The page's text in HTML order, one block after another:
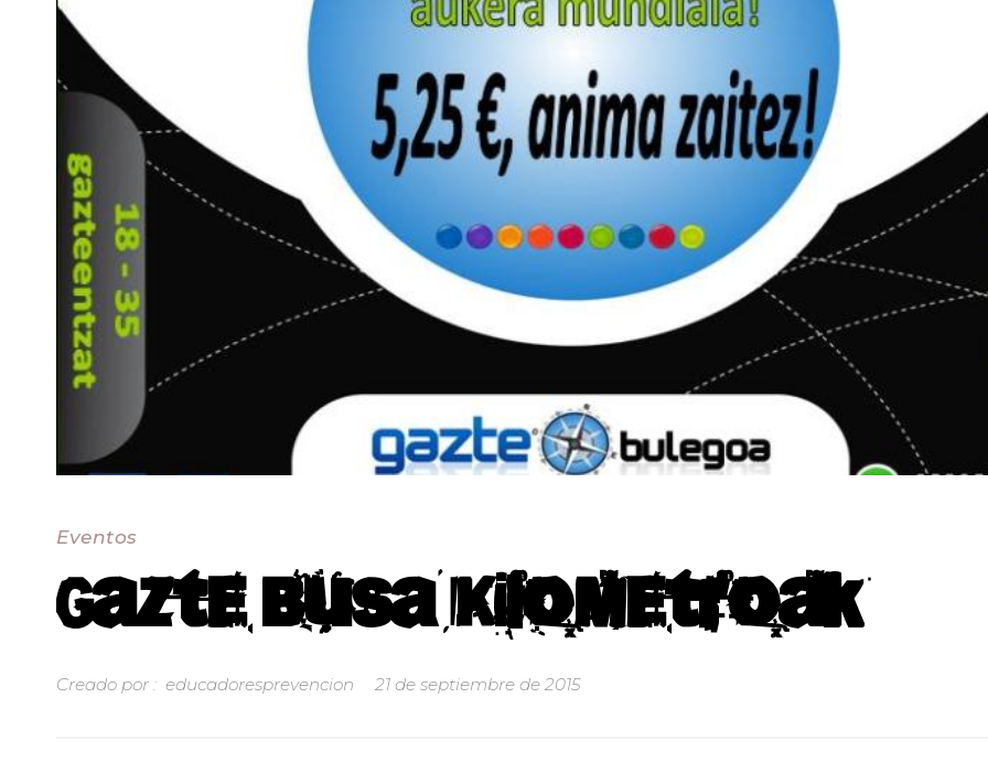
Eventos
Gazte Busa Kilometroak
Creado por : educadoresprevencion 21 de septiembre de 2015